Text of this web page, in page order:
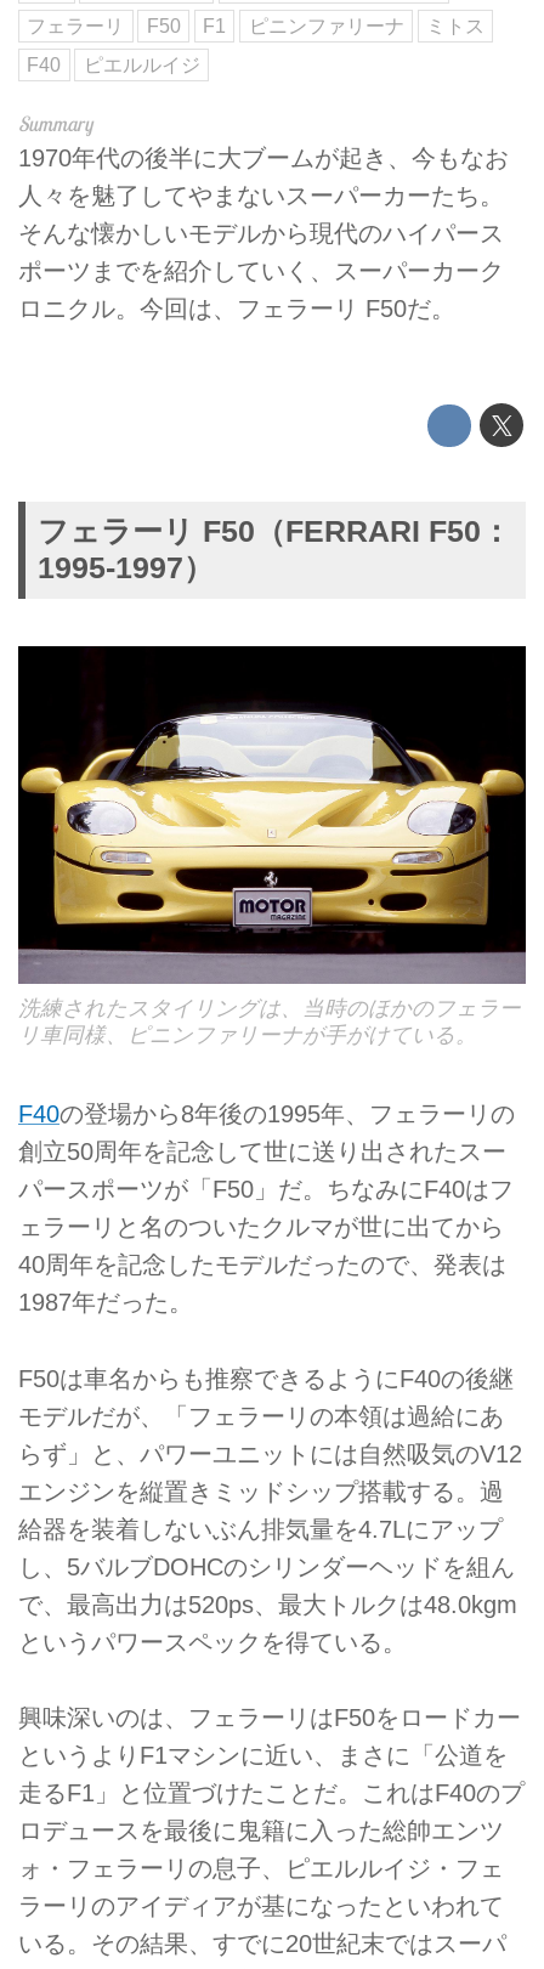
フェラーリ
F50 F1 ピニンファリーナ
ミトス
F40
ピエルルイジ
1970年代の後半に大ブームが起き、今もなお
人々を魅了してやまないスーパーカーたち。
そんな懐かしいモデルから現代のハイパース
ポーツまでを紹介していく、スーパーカーク
ロニクル。今回は、フェラーリ F50だ。
フェラーリ F50（FERRARI F50：
1995-1997）
洗練されたスタイリングは、当時のほかのフェラー
リ車同様、ピニンファリーナが手がけている。
F40の登場から8年後の1995年、フェラーリの
創立50周年を記念して世に送り出されたスー
パースポーツが「F50」だ。ちなみにF40はフ
ェラーリと名のついたクルマが世に出てから
40周年を記念したモデルだったので、発表は
1987年だった。
F50は車名からも推察できるようにF40の後継
モデルだが、「フェラーリの本領は過給にあ
らず」と、パワーユニットには自然吸気のV12
エンジンを縦置きミッドシップ搭載する。過
給器を装着しないぶん排気量を4.7Lにアップ
し、5バルブDOHCのシリンダーヘッドを組ん
で、最高出力は520ps、最大トルクは48.0kgm
というパワースペックを得ている。
興味深いのは、フェラーリはF50をロードカー
というよりF1マシンに近い、まさに「公道を
走るF1」と位置づけたことだ。これはF40のプ
ロデュースを最後に鬼籍に入った総帥エンツ
ォ・フェラーリの息子、ピエルルイジ・フェ
ラーリのアイディアが基になったといわれて
いる。その結果、すでに20世紀末ではスーパ